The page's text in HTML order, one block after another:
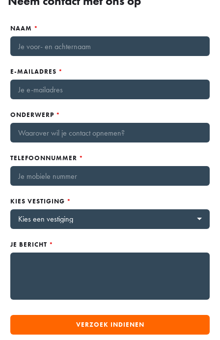
NAAM *
E-MAILADRES *
ONDERWERP *
TELEFOONNUMMER *
KIES VESTIGING *
JE BERICHT *